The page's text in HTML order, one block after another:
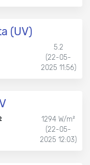
(UV)
5.2
(22-05-
2025 11:56)
1294 W/m²
(22-05-
2025 12:03)